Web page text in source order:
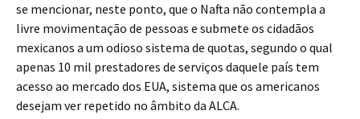
se mencionar, neste ponto, que o Nafta não contempla a
livre movimentação de pessoas e submete os cidadãos
mexicanos a um odioso sistema de quotas, segundo o qual
apenas 10 mil prestadores de serviços daquele país tem
acesso ao mercado dos EUA, sistema que os americanos
desejam ver repetido no âmbito da ALCA.